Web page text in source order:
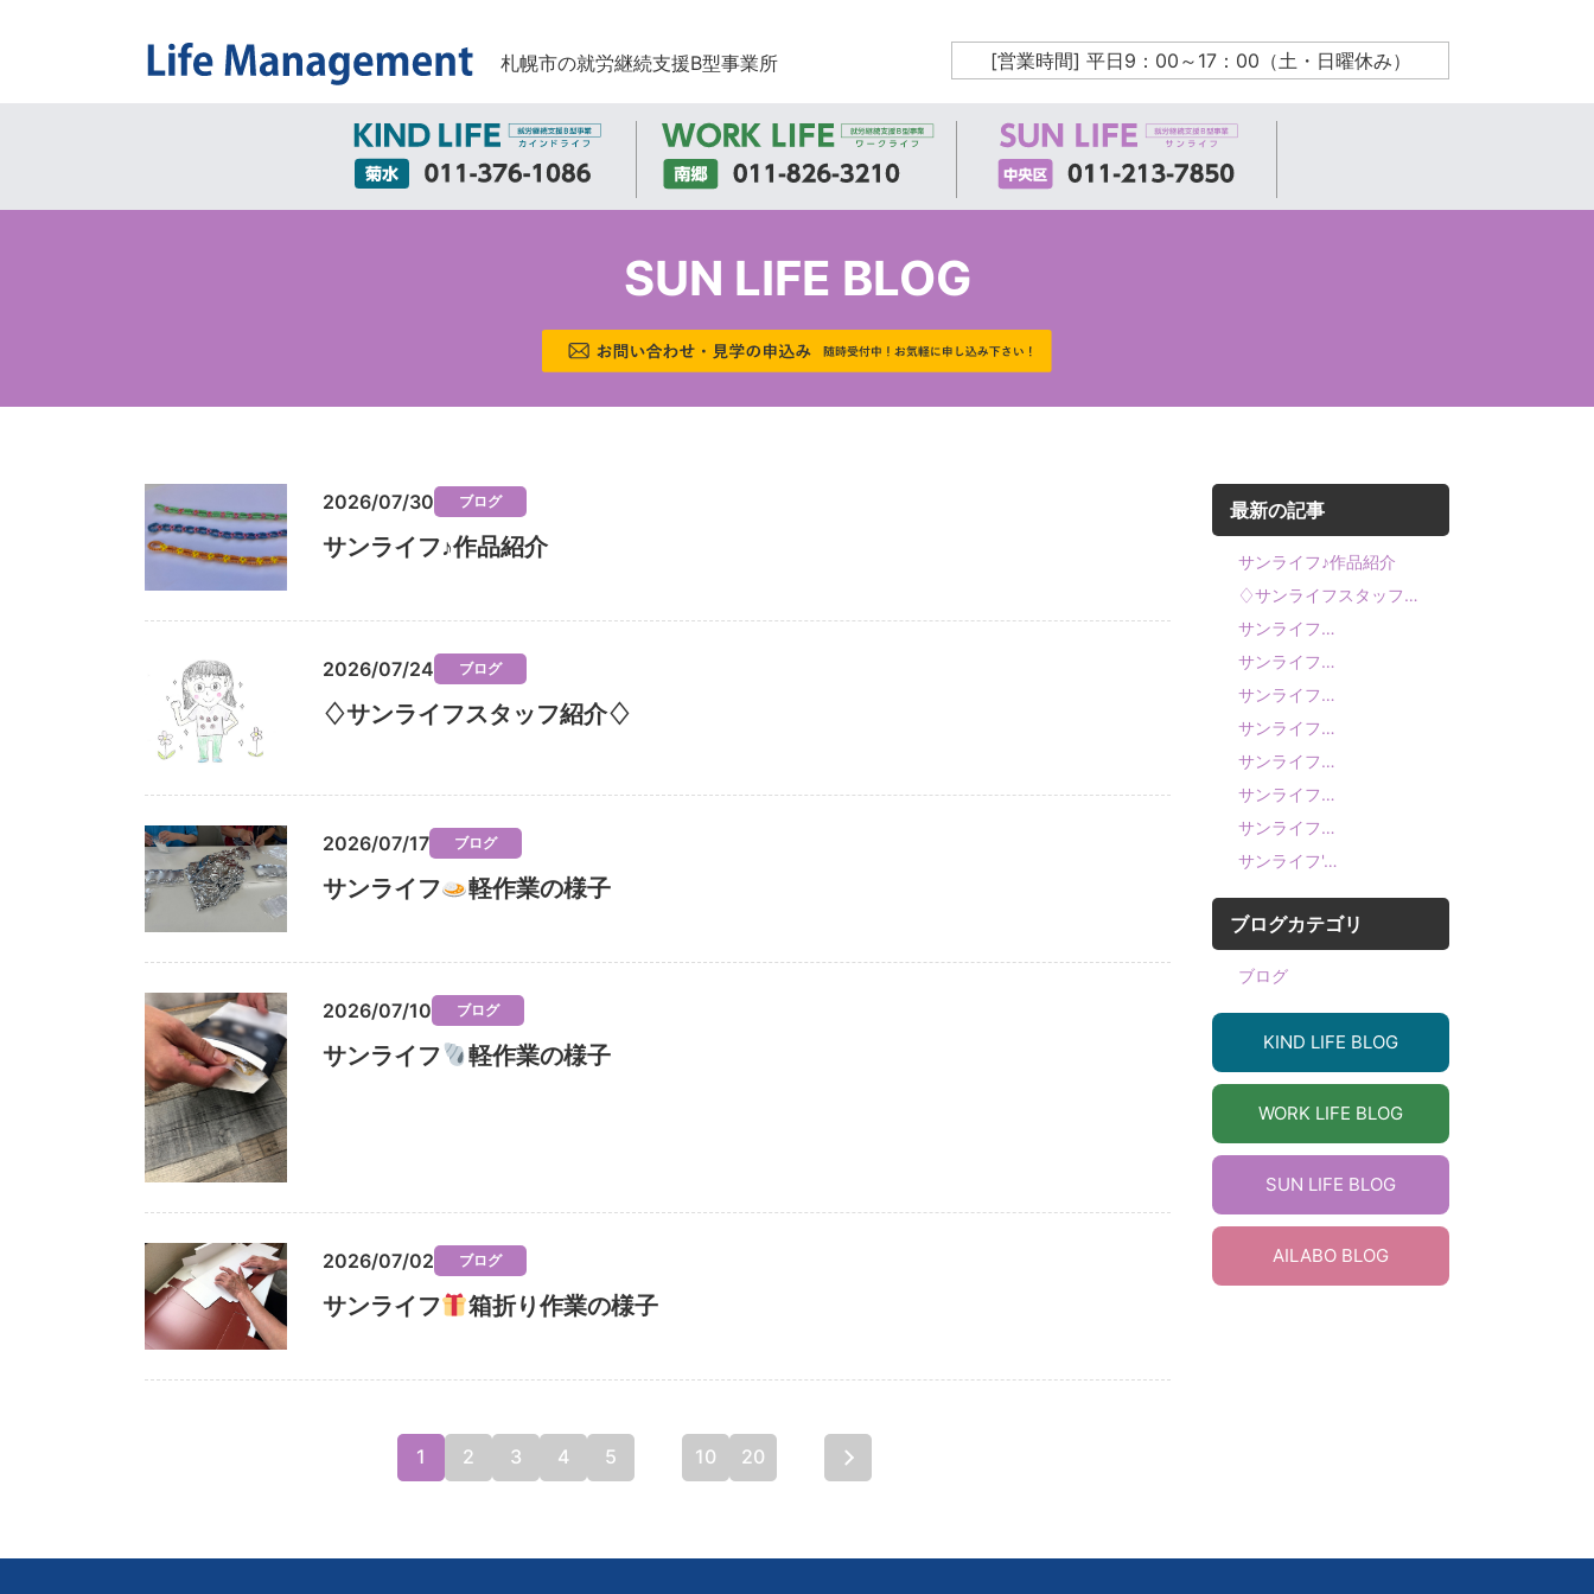
札幌市の就労継続支援B型事業所 [営業時間] 平日9：00～17：00（土・日曜休み）
SUN LIFE BLOG
2026/07/30 ブログ
サンライフ♪作品紹介
2026/07/24 ブログ
♢サンライフスタッフ紹介♢
2026/07/17 ブログ
サンライフ 軽作業の様子
2026/07/10 ブログ
サンライフ 軽作業の様子
2026/07/02 ブログ
サンライフ 箱折り作業の様子
1 2 3 4 5 10 20
最新の記事
サンライフ♪作品紹介
♢サンライフスタッフ…
サンライフ…
サンライフ…
サンライフ…
サンライフ…
サンライフ…
サンライフ…
サンライフ…
サンライフ'…
ブログカテゴリ
ブログ
KIND LIFE BLOG
WORK LIFE BLOG
SUN LIFE BLOG
AILABO BLOG